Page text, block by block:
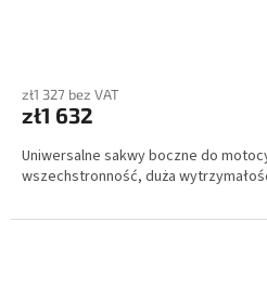
zł1 327 bez VAT
zł1 632
Uniwersalne sakwy boczne do
wszechstronność, duża